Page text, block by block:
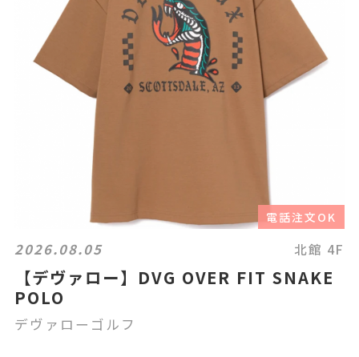
電話注文OK
2026.08.05 北館 4F
【デヴァロー】DVG OVER FIT SNAKE
POLO
デヴァローゴルフ